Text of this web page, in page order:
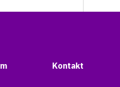
Kontakt